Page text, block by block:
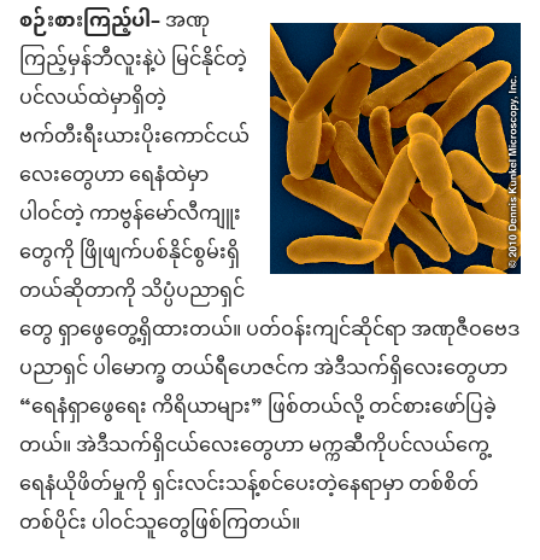
စဉ်းစားကြည့်ပါ–အဏု
ကြည့်မှန်ဘီလူးနဲ့ပဲ မြင်နိုင်တဲ့
ပင်လယ်ထဲမှာရှိတဲ့
ဗက်တီးရီးယားပိုးကောင်ငယ်
လေးတွေဟာ ရေနံထဲမှာ
ပါဝင်တဲ့ ကာဗွန်မော်လီကျူး
တွေကို ဖြိုဖျက်ပစ်နိုင်စွမ်းရှိ
တယ်ဆိုတာကို သိပ္ပံပညာရှင်
တွေ ရှာဖွေတွေ့ရှိထားတယ်။ ပတ်ဝန်းကျင်ဆိုင်ရာ အဏုဇီဝဗေဒ
ပညာရှင် ပါမောက္ခ တယ်ရီဟေဇင်က အဲဒီသက်ရှိလေးတွေဟာ
“ရေနံရှာဖွေရေး ကိရိယာများ” ဖြစ်တယ်လို့ တင်စားဖော်ပြခဲ့
တယ်။ အဲဒီသက်ရှိငယ်လေးတွေဟာ မက္ကဆီကိုပင်လယ်ကွေ့
ရေနံယိုဖိတ်မှုကို ရှင်းလင်းသန့်စင်ပေးတဲ့နေရာမှာ တစ်စိတ်
တစ်ပိုင်း ပါဝင်သူတွေဖြစ်ကြတယ်။